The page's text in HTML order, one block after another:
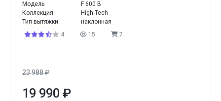
Модель
F 600 B
Коллекция
High-Tech
Тип вытяжки
наклонная
4
15 7
23 988₽
19 990 ₽